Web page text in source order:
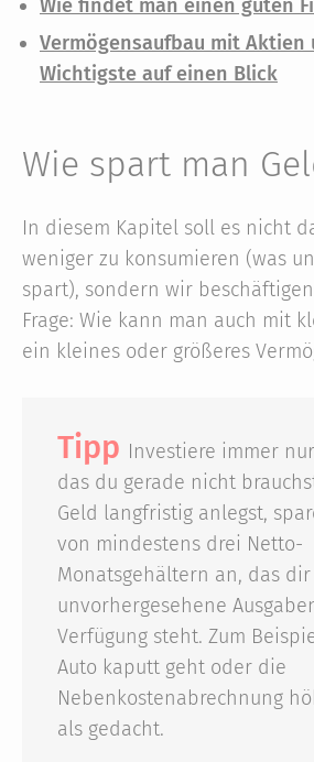
Wie findet man einen guten
Vermögens­aufbau mit Aktien
Wichtigste auf einen Blick
Wie spart man
In diesem Kapitel soll es nicht
weniger zu konsumieren (was
spart), sondern wir
Frage: Wie kann man auch mit
ein kleines oder größeres
Tipp Investiere immer
das du gerade nicht
Geld langfristig anlegst,
von mindestens drei Netto-
Monatsgehältern an, das
unvorhergesehene
Verfügung steht. Zum
Auto kaputt geht oder die
Nebenkostenabrechnung
als gedacht.